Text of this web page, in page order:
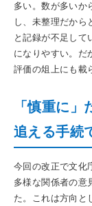
多い。数が多いか
し、未整理だから
と記録が不足して
になりやすい。だ
評価の俎上にも載
「慎重に」
追える手続
今回の改正で文化
多様な関係者の意
た。これは方向と